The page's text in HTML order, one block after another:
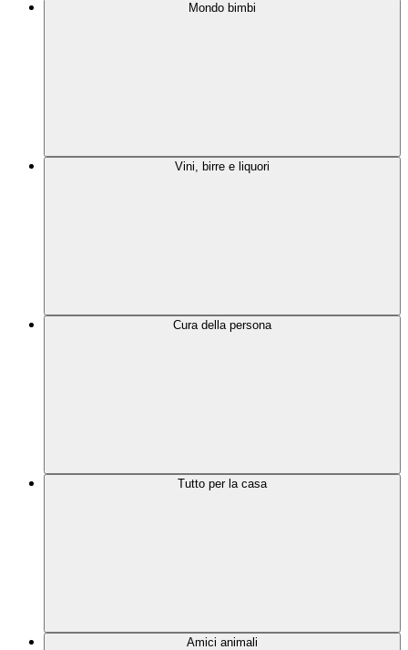
Mondo bimbi
Vini, birre e liquori
Cura della persona
Tutto per la casa
Amici animali